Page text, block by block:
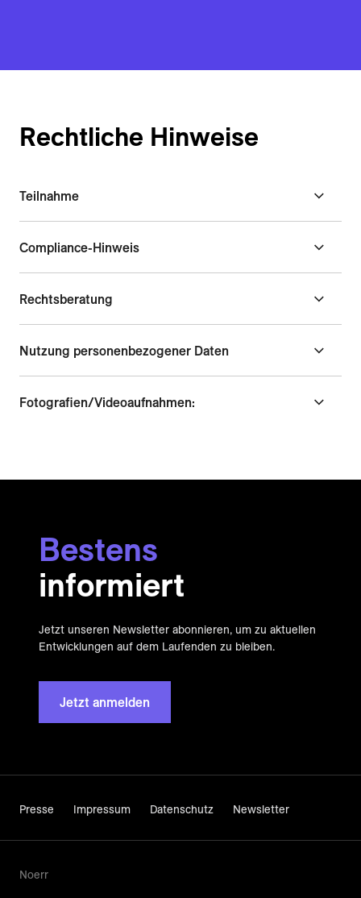
Rechtliche Hinweise
Teilnahme
Compliance-Hinweis
Rechtsberatung
Nutzung personenbezogener Daten
Fotografien/Videoaufnahmen:
Bestens
informiert
Jetzt unseren Newsletter abonnieren, um zu aktuellen
Entwicklungen auf dem Laufenden zu bleiben.
Jetzt anmelden
Presse Impressum Datenschutz Newsletter
Noerr